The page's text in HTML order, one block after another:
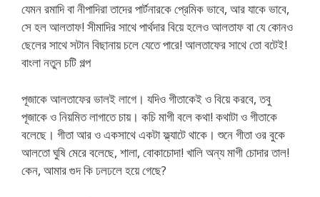
যেমন রমাদি বা নীপাদিরা তাদের পার্টনারকে প্রেমিক ভাবে, আর যাকে ভাবে,
সে হল আলতাফ! সীমাদির সাথে পার্থদার বিয়ে হলেও আলতাফ বা যে কোনও
ছেলের সাথে সটান বিছানায় চলে যেতে পারে! আলতাফের সাথে তো বটেই!
বাংলা নতুন চটি গল্প
পূজাকে আলতাফের ভালই লাগে। যদিও গীতাকেই ও বিয়ে করবে, তবু
পূজাকে ও নিয়মিত লাগাতে চায়। কচি মাগী বলে কথা! কথাটা ও গীতাকে
বলেছে। গীতা আর ও একসাথে একটা ফ্ল্যাটে থাকে। শুনে গীতা ওর বুকে
আলতো ঘুষি মেরে বলেছে, শালা, বোকাচোদা! খালি অন্য মাগী চোদার তাল!
কেন, আমার গুদ কি ঢলঢলে হয়ে গেছে?